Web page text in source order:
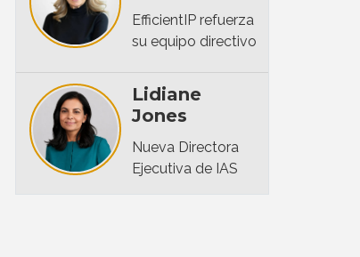
EfficientIP refuerza
su equipo directivo
Lidiane
Jones
Nueva Directora
Ejecutiva de IAS